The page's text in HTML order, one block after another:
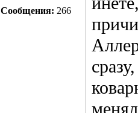
Сообщения: 266